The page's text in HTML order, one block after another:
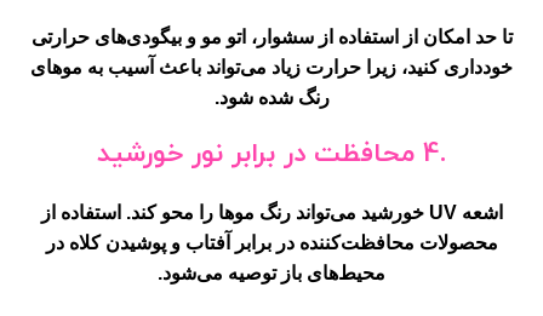
تا حد امکان از استفاده از سشوار، اتو مو و بیگودی‌های حرارتی
خودداری کنید، زیرا حرارت زیاد می‌تواند باعث آسیب به موهای
رنگ شده شود.
.4 محافظت در برابر نور خورشید
اشعه UV خورشید می‌تواند رنگ موها را محو کند. استفاده از
محصولات محافظت‌کننده در برابر آفتاب و پوشیدن کلاه در
محیط‌های باز توصیه می‌شود.